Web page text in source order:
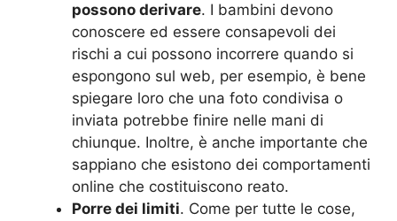
possono derivare. I bambini devono
conoscere ed essere consapevoli dei
rischi a cui possono incorrere quando si
espongono sul web, per esempio, è bene
spiegare loro che una foto condivisa o
inviata potrebbe finire nelle mani di
chiunque. Inoltre, è anche importante che
sappiano che esistono dei comportamenti
online che costituiscono reato.
Porre dei limiti. Come per tutte le cose,